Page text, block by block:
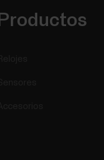
Productos